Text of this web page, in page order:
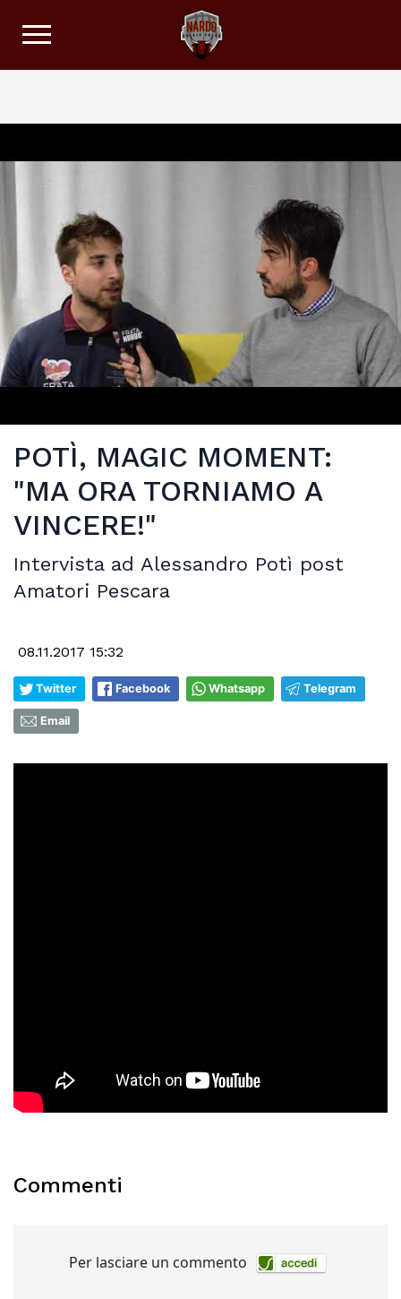
POTÌ, MAGIC MOMENT:
"MA ORA TORNIAMO A
VINCERE!"
Intervista ad Alessandro Potì post
Amatori Pescara
08.11.2017 15:32
Twitter Facebook Whatsapp Telegram
Email
Commenti